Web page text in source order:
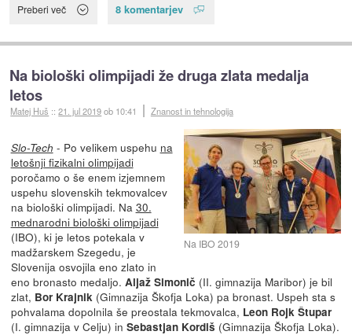
Preberi več 8 komentarjev
Na biološki olimpijadi že druga zlata medalja
letos
Matej Huš ::21. jul 2019ob 10:41 Znanost in tehnologija
Na IBO 2019
Slo-Tech - Po velikem uspehu na
letošnji fizikalni olimpijadi
poročamo o še enem izjemnem
uspehu slovenskih tekmovalcev
na biološki olimpijadi. Na 30.
mednarodni biološki olimpijadi
(IBO), ki je letos potekala v
madžarskem Szegedu, je
Slovenija osvojila eno zlato in
eno bronasto medaljo. Aljaž Simonič (II. gimnazija Maribor) je bil
zlat, Bor Krajnik (Gimnazija Škofja Loka) pa bronast. Uspeh sta s
pohvalama dopolnila še preostala tekmovalca, Leon Rojk Štupar
(I. gimnazija v Celju) in Sebastjan Kordiš (Gimnazija Škofja Loka).